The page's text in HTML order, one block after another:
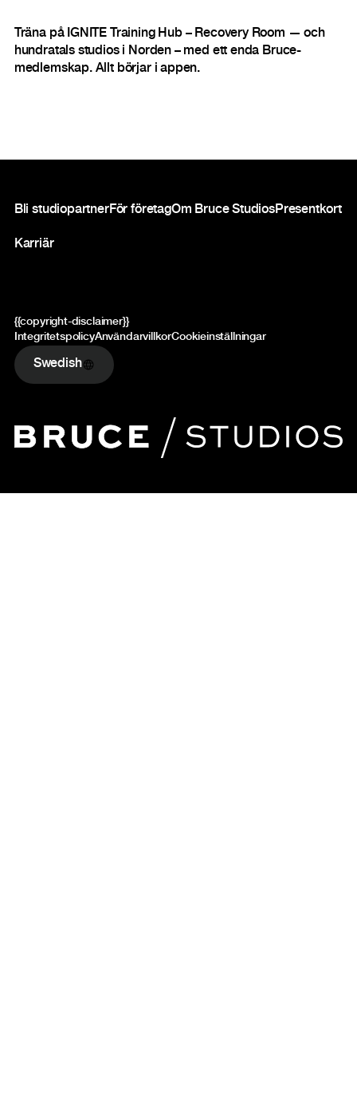
Träna på IGNITE Training Hub – Recovery Room — och
hundratals studios i Norden – med ett enda Bruce-
medlemskap. Allt börjar i appen.
Bli studiopartnerFör företagOm Bruce StudiosPresentkort
Karriär
{{copyright-disclaimer}}
IntegritetspolicyAnvändarvillkorCookieinställningar
Swedish